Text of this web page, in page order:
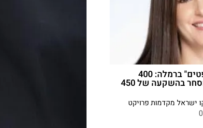
הופקדה תוכנית "השופטים" ברמלה: 400
דירות חדשות ושטחי מסחר בהשקעה של 450
ישראל מקדמות פרויקט
השופטים – בסמוך
מרכז"